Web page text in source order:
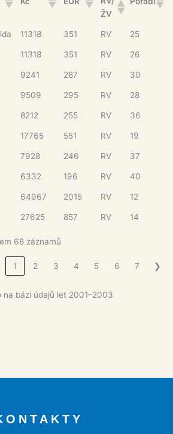
ŽV
11318 351 RV 25
11318 351 RV 26
9241 287 RV 30
9509 295 RV 28
8212 255 RV 36
17765 551 RV 19
7928 246 RV 37
6332 196 RV 40
64967 2015 RV 12
27625 857 RV 14
68 záznamů
1 2 3 4 5 6 7 ❯
bázi údajů let 2001–2003